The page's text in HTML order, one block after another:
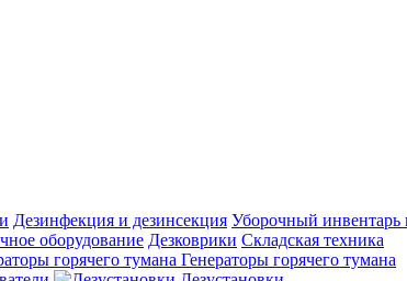
Дезинфекция и дезинсекция Уборочный инвентарь
оборудование Дезковрики Складская техника
Генераторы горячего тумана